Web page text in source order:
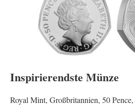
Inspirierendste Münze
Royal Mint, Großbritannien, 50